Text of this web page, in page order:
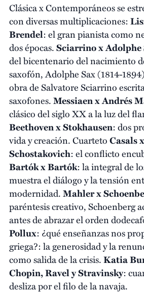
Clásica x Contemporáneos se
con diversas multiplicaciones:
Brendel: el gran pianista como
dos épocas.Sciarrino x Adolphe
del bicentenario del nacimiento
saxofón, Adolphe Sax (1814-
obra de Salvatore Sciarrino
saxofones.Messiaen x Andrés
clásico del siglo XX a la luz del
Beethoven x Stokhausen: dos
vida y creación. CuartetoCasals
Schostakovich: el conflicto
Bartók x Bartók: la integral de
muestra el diálogo y la tensión
modernidad.Mahler x
paréntesis creativo, Schoenberg
antes de abrazar el orden
Pollux: ¿qué enseñanzas nos
griega?: la generosidad y la
como salida de la crisis.Katia
Chopin, Ravel y Stravinsky:
desliza por el filo de la navaja.